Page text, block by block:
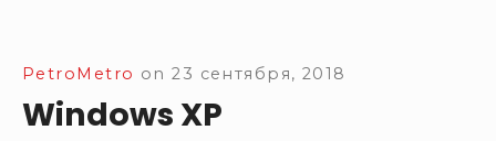
PetroMetro on 23 сентября, 2018
Windows XP